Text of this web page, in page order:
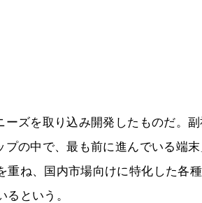
ーズを取り込み開発したものだ。
プの中で、最も前に進んでいる端
重ね、国内市場向けに特化した各
るという。